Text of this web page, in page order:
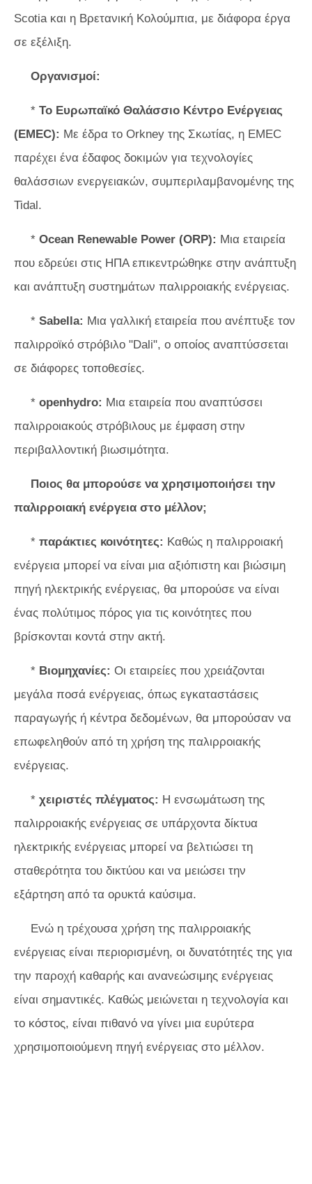
Scotia και η Βρετανική Κολούμπια, με διάφορα έργα
σε εξέλιξη.
Οργανισμοί:
* Το Ευρωπαϊκό Θαλάσσιο Κέντρο Ενέργειας
(EMEC): Με έδρα το Orkney της Σκωτίας, η EMEC
παρέχει ένα έδαφος δοκιμών για τεχνολογίες
θαλάσσιων ενεργειακών, συμπεριλαμβανομένης της
Tidal.
* Ocean Renewable Power (ORP): Μια εταιρεία
που εδρεύει στις ΗΠΑ επικεντρώθηκε στην ανάπτυξη
και ανάπτυξη συστημάτων παλιρροιακής ενέργειας.
* Sabella: Μια γαλλική εταιρεία που ανέπτυξε τον
παλιρροϊκό στρόβιλο "Dali", ο οποίος αναπτύσσεται
σε διάφορες τοποθεσίες.
* openhydro: Μια εταιρεία που αναπτύσσει
παλιρροιακούς στρόβιλους με έμφαση στην
περιβαλλοντική βιωσιμότητα.
Ποιος θα μπορούσε να χρησιμοποιήσει την
παλιρροιακή ενέργεια στο μέλλον;
* παράκτιες κοινότητες: Καθώς η παλιρροιακή
ενέργεια μπορεί να είναι μια αξιόπιστη και βιώσιμη
πηγή ηλεκτρικής ενέργειας, θα μπορούσε να είναι
ένας πολύτιμος πόρος για τις κοινότητες που
βρίσκονται κοντά στην ακτή.
* Βιομηχανίες: Οι εταιρείες που χρειάζονται
μεγάλα ποσά ενέργειας, όπως εγκαταστάσεις
παραγωγής ή κέντρα δεδομένων, θα μπορούσαν να
επωφεληθούν από τη χρήση της παλιρροιακής
ενέργειας.
* χειριστές πλέγματος: Η ενσωμάτωση της
παλιρροιακής ενέργειας σε υπάρχοντα δίκτυα
ηλεκτρικής ενέργειας μπορεί να βελτιώσει τη
σταθερότητα του δικτύου και να μειώσει την
εξάρτηση από τα ορυκτά καύσιμα.
Ενώ η τρέχουσα χρήση της παλιρροιακής
ενέργειας είναι περιορισμένη, οι δυνατότητές της για
την παροχή καθαρής και ανανεώσιμης ενέργειας
είναι σημαντικές. Καθώς μειώνεται η τεχνολογία και
το κόστος, είναι πιθανό να γίνει μια ευρύτερα
χρησιμοποιούμενη πηγή ενέργειας στο μέλλον.